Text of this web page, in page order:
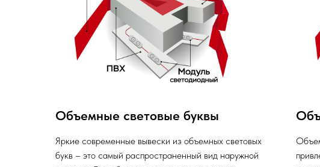
Объемные световые буквы
Яркие современные вывески из объемных световых
букв – это самый распространенный вид наружной